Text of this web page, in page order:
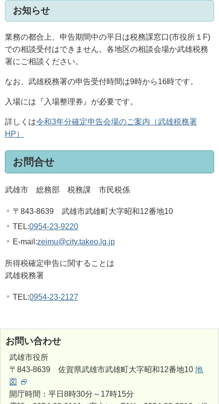
お知らせ
業務の都合上、申告期間中の平日は税務課窓口(市役所１F)
での相談受付はできません。各地区の相談会場か武雄税務
署にご相談ください。
なお、武雄税務署の申告受付時間は9時から16時です。
入場には『入場整理券』が必要です。
詳しくは令和3年分確定申告会場のご案内（武雄税務署
HP）
お問合せ
武雄市 総務部 税務課 市民税係
〒843-8639 武雄市武雄町大字昭和12番地10
TEL:0954-23-9220
E-mail:zeimu@city.takeo.lg.jp
所得税確定申告に関することは
武雄税務署
TEL:0954-23-2127
お問い合わせ
武雄市役所
〒843-8639 佐賀県武雄市武雄町大字昭和12番地10 地
図
開庁時間：平日8時30分～17時15分